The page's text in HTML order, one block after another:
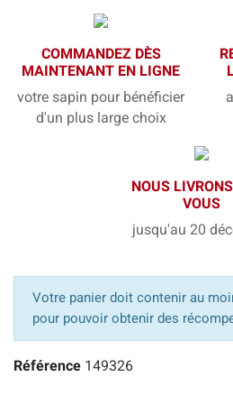
COMMANDEZ DÈS
MAINTENANT EN LIGNE
votre sapin pour bénéficier
d'un plus large choix
NOUS
VOUS
jusqu'au 20
Votre panier doit contenir au
pour pouvoir obtenir des
Référence 149326